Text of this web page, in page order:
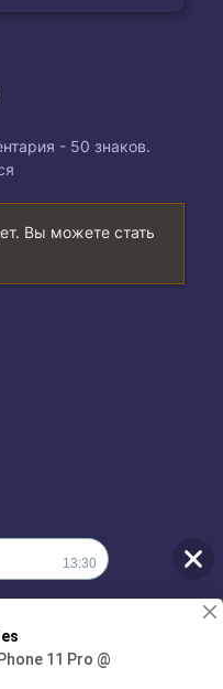
- 50 знаков.
Вы можете стать
13:30
1